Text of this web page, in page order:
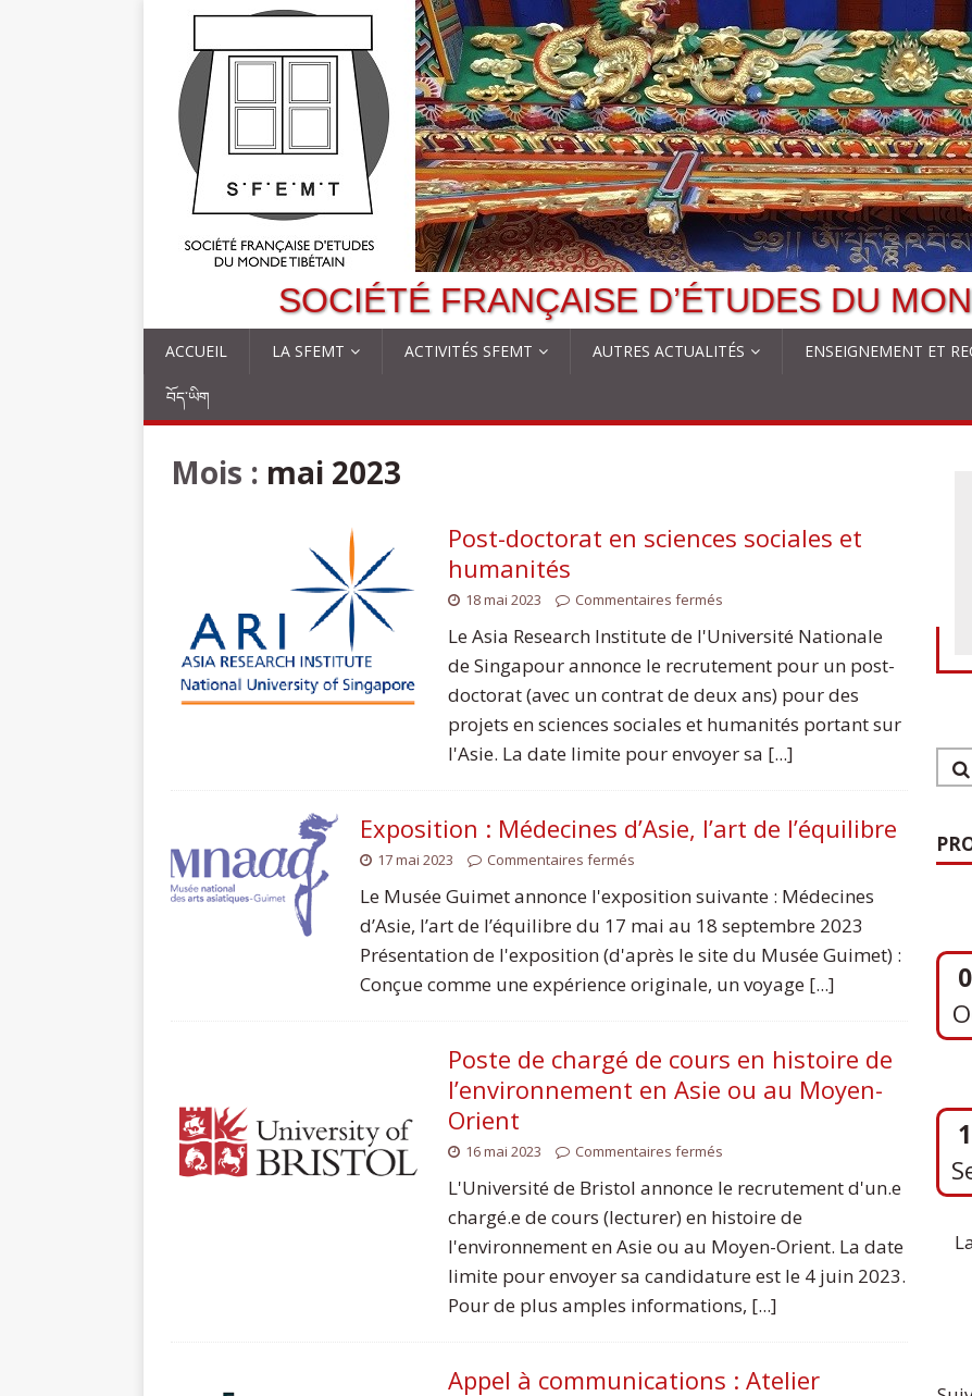
SOCIÉTÉ FRANÇAISE D’ÉTUDES DU
ACCUEIL LA SFEMT ACTIVITÉS SFEMT AUTRES ACTUALITÉS ENSEIGNEMENT ET
བོད་ཡིག
Mois : mai 2023
Post-doctorat en sciences sociales et
humanités
18 mai 2023 Commentaires fermés
Le Asia Research Institute de l'Université Nationale
de Singapour annonce le recrutement pour un post-
doctorat (avec un contrat de deux ans) pour des
projets en sciences sociales et humanités portant sur
l'Asie. La date limite pour envoyer sa [...]
Exposition : Médecines d’Asie, l’art de l’équilibre
17 mai 2023 Commentaires fermés
Le Musée Guimet annonce l'exposition suivante : Médecines
d’Asie, l’art de l’équilibre du 17 mai au 18 septembre 2023
Présentation de l'exposition (d'après le site du Musée Guimet) :
Conçue comme une expérience originale, un voyage [...]
Poste de chargé de cours en histoire de
l’environnement en Asie ou au Moyen-
Orient
16 mai 2023 Commentaires fermés
L'Université de Bristol annonce le recrutement d'un.e
chargé.e de cours (lecturer) en histoire de
l'environnement en Asie ou au Moyen-Orient. La date
limite pour envoyer sa candidature est le 4 juin 2023.
Pour de plus amples informations, [...]
Appel à communications : Atelier